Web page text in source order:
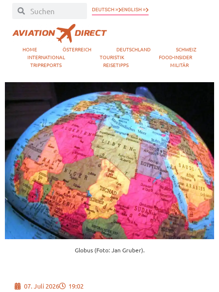
DEUTSCH » ENGLISH »
HOME ÖSTERREICH DEUTSCHLAND
SCHWEIZ
INTERNATIONAL
TOURISTIK
FOOD-INSIDER
TRIPREPORTS
REISETIPPS MILITÄR
Globus (Foto: Jan Gruber).
07. Juli 2026 19:02